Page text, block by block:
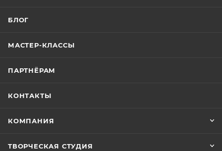
БЛОГ
МАСТЕР-КЛАССЫ
ПАРТНЁРАМ
КОНТАКТЫ
КОМПАНИЯ
ТВОРЧЕСКАЯ СТУДИЯ